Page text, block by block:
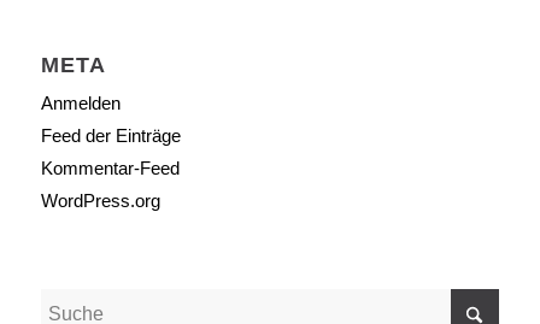
META
Anmelden
Feed der Einträge
Kommentar-Feed
WordPress.org